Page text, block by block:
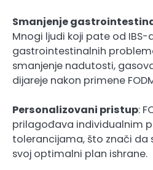
Smanjenje
Mnogi ljudi koji pate od IBS-
gastrointestinalnih
smanjenje nadutosti,
dijareje nakon primene
Personalizovani pristup:
prilagođava individualnim
tolerancijama, što znači da
svoj optimalni plan ishrane.